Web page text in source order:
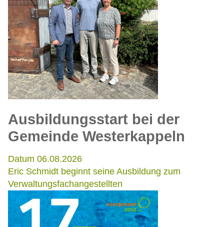
Ausbildungsstart bei der
Gemeinde Westerkappeln
Datum 06.08.2026
Eric Schmidt beginnt seine Ausbildung zum
Verwaltungsfachangestellten